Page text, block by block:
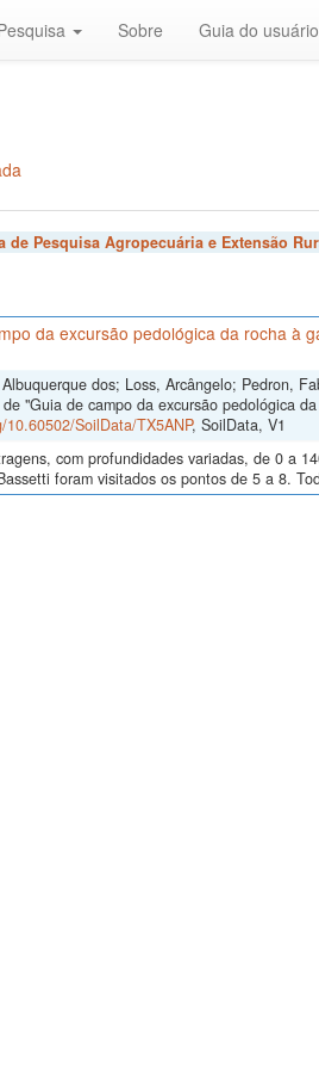
Sobre Guia do usuário
de Pesquisa Agropecuária e Extensão
da excursão pedológica da rocha à
dos; Loss, Arcângelo; Pedron,
"Guia de campo da excursão pedológica
SoilData/TX5ANP, SoilData, V1
com profundidades variadas, de 0 a
foram visitados os pontos de 5 a 8.